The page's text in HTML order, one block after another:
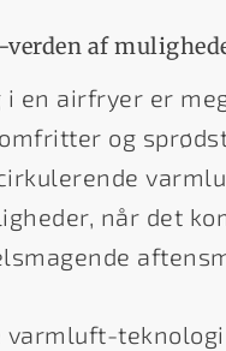
af
i en airfryer er
og
når det
varmluft-